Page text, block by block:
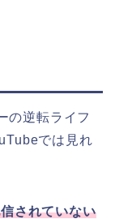
の逆転ライフ
では見れ
されていない